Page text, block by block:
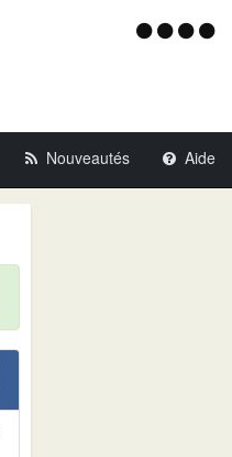
Menu
Nouveautés Aide